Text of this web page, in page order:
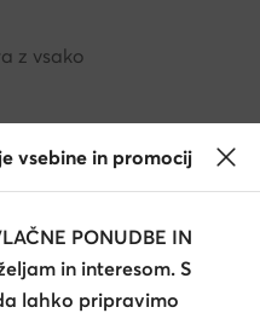
z vsako
vsebine in promocij
PONUDBE IN
in interesom. S
lahko pripravimo